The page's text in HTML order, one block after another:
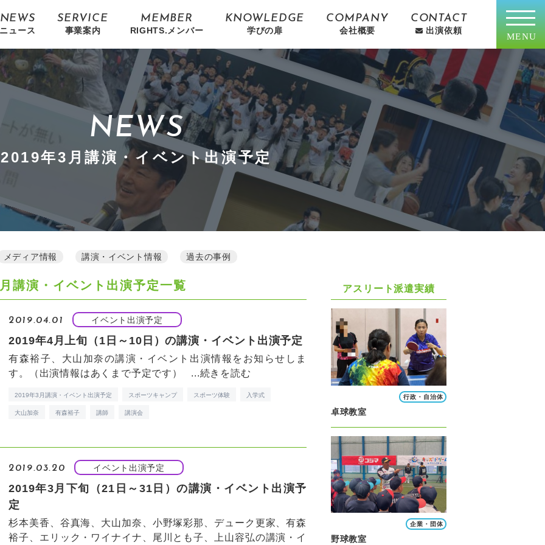
NEWS
ニュース
SERVICE
事業案内
MEMBER
RIGHTS.メンバー
KNOWLEDGE
学びの扉
COMPANY
会社概要
CONTACT
出演依頼
MENU
NEWS
2019年3月講演・イベント出演予定
メディア情報 講演・イベント情報 過去の事例
講演・イベント出演予定一覧
2019.04.01 イベント出演予定
2019年4月上旬（1日～10日）の講演・イベント出演予定
有森裕子、大山加奈の講演・イベント出演情報をお知らせしま
す。（出演情報はあくまで予定です） ...続きを読む
2019年3月講演・イベント出演予定 スポーツキャンプ スポーツ体験 入学式
大山加奈 有森裕子 講師 講演会
2019.03.20 イベント出演予定
2019年3月下旬（21日～31日）の講演・イベント出演予
定
杉本美香、谷真海、大山加奈、小野塚彩那、デューク更家、有森
裕子、エリック・ワイナイナ、尾川とも子、上山容弘の講演・イ
アスリート派遣実績
行政・自治体
卓球教室
企業・団体
野球教室